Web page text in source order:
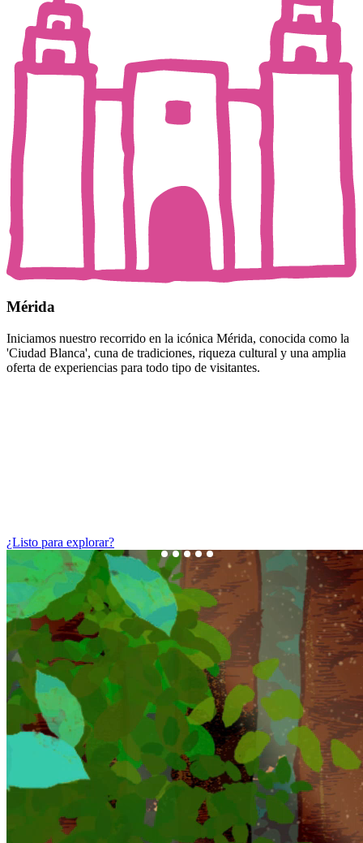
Mérida
Iniciamos nuestro recorrido en la icónica Mérida, conocida como la
'Ciudad Blanca', cuna de tradiciones, riqueza cultural y una amplia
oferta de experiencias para todo tipo de visitantes.
¿Listo para explorar?